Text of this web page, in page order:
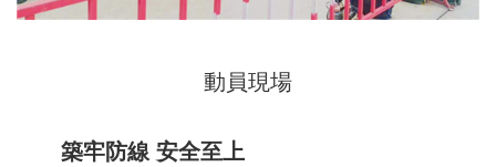
動員現場
築牢防線 安全至上